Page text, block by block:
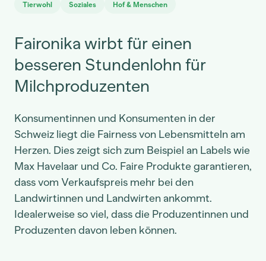
Tierwohl Soziales Hof & Menschen
Faironika wirbt für einen
besseren Stundenlohn für
Milchproduzenten
Konsumentinnen und Konsumenten in der
Schweiz liegt die Fairness von Lebensmitteln am
Herzen. Dies zeigt sich zum Beispiel an Labels wie
Max Havelaar und Co. Faire Produkte garantieren,
dass vom Verkaufspreis mehr bei den
Landwirtinnen und Landwirten ankommt.
Idealerweise so viel, dass die Produzentinnen und
Produzenten davon leben können.